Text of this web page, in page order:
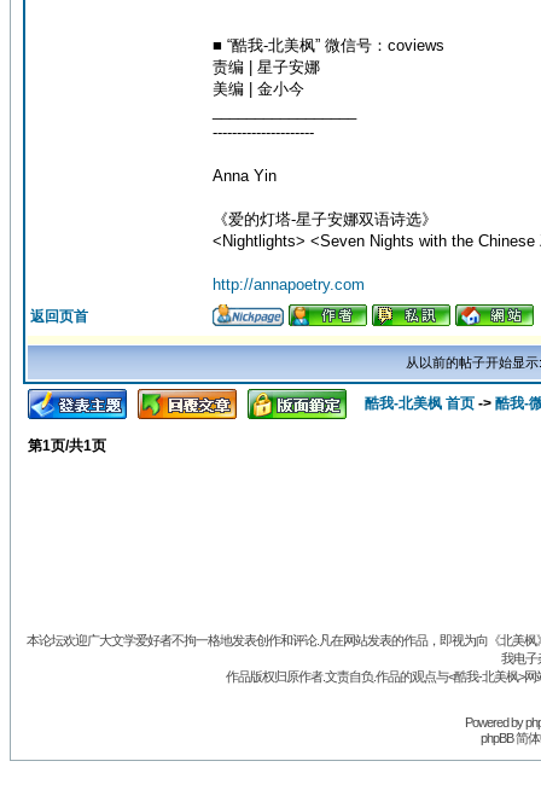
■ “酷我-北美枫” 微信号：coviews
责编 | 星子安娜
美编 | 金小今
---------------------
Anna Yin
《爱的灯塔-星子安娜双语诗选》
<Nightlights> <Seven Nights with the Chinese
http://annapoetry.com
返回页首
从以前的帖子开始显
酷我-北美枫 首页 -> 酷我-
第1页/共1页
本论坛欢迎广大文学爱好者不拘一格地发表创作和评论.凡在网站发表的作品，即视为向《北美
我电子
作品版权归原作者.文责自负.作品的观点与<酷我-北美枫>
Powered by
phpBB 简